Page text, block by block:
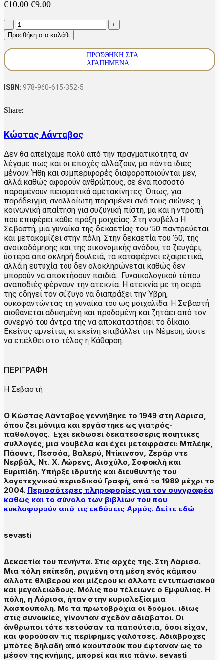
€10.00 Original
€10.00.
€9.00Η
είναι:
€9.00.
Η
Σεβαστή
ποσότητα
Προσθήκη στο καλάθι
ΠΡΟΣΘΉΚΗ ΣΤΑ
ΑΓΑΠΗΜΈΝΑ
ISBN: 978-960-615-352-5
Share:
Κώστας Λάνταβος
Δεν θα απείχαμε πολύ από την πραγματικότητα, αν
λέγαμε πως και οι εποχές αλλάζουν, μα πάντα ίδιες
μένουν. Ήθη και συμπεριφορές διαφοροποιούνται μεν,
αλλά καθώς αφορούν ανθρώπους, σε ένα ποσοστό
παραμένουν πεισματικά αμετακίνητες. Όπως, για
παράδειγμα, αναλλοίωτη παραμένει ανά τους αιώνες η
κοινωνική απαίτηση για συζυγική πίστη, μα και η ντροπή
που επιφέρει κάθε πράξη μοιχείας. Στη νουβέλα Η
Σεβαστή, μια γυναίκα της δεκαετίας του ’50 παντρεύεται
και μετακομίζει στην πόλη. Στην δεκαετία του ’60, της
ανοικοδόμησης και της οικονομικής ανόδου, το ζευγάρι,
ύστερα από σκληρή δουλειά, τα καταφέρνει εξαιρετικά,
αλλά η ευτυχία του δεν ολοκληρώνεται καθώς δεν
μπορούν να αποκτήσουν παιδιά. Γυναικολογικού τύπου
αναποδιές φέρνουν την ατεκνία. Η ατεκνία με τη σειρά
της οδηγεί τον σύζυγο να διαπράξει την Ύβρη,
συκοφαντώντας τη γυναίκα του ως μοιχαλίδα. Η Σεβαστή
αισθάνεται αδικημένη και προδομένη και ζητάει από τον
συνεργό του άντρα της να αποκαταστήσει το δίκαιο.
Εκείνος αρνείται, κι εκείνη επιβάλλει την Νέμεση, ώστε
να επέλθει στο τέλος η Κάθαρση.
ΠΕΡΙΓΡΑΦΗ
Η Σεβαστή
Ο Κώστας Λάνταβος γεννήθηκε το 1949 στη Λάρισα,
όπου ζει μόνιμα και εργάστηκε ως γιατρός-
παθολόγος. Έχει εκδώσει δεκατέσσερις ποιητικές
συλλογές, μια νουβέλα και έχει μεταφράσει: Μπλέηκ,
Πάουντ, Πεσσόα, Βαλερύ, Ντίκινσον, Ζεράρ ντε
Νερβάλ, Ντ. Χ. Λώρενς, Αισχύλο, Σοφοκλή και
Ευριπίδη. Υπήρξε ιδρυτής και διευθυντής του
λογοτεχνικού περιοδικού Γραφή, από το 1989 μέχρι το
2004. Περισσότερες πληροφορίες για τον συγγραφέα
καθώς και το σύνολο των βιβλίων του που
κυκλοφορούν από τις εκδόσεις Αρμός. Δείτε εδώ
sevasti
Δεκαετία του πενήντα. Στις αρχές της. Στη Λάρισα.
Μια πόλη επίπεδη, ριγμένη στη μέση ενός κάμπου
άλλοτε θλιβερού και μίζερου κι άλλοτε εντυπωσιακού
και μεγαλειώδους. Μόλις που τέλειωνε ο Εμφύλιος. Η
πόλη, η Λάρισα, ήταν στην κυριολεξία μια
λασπούπολη. Με τα πρωτοβρόχια οι δρόμοι, ιδίως
στις συνοικίες, γίνονταν σχεδόν αδιάβατοι. Οι
άνθρωποι τότε πετούσαν τα παπούτσια, όσοι είχαν,
και φορούσαν τις περίφημες γαλότσες. Αδιάβροχες
μπότες δηλαδή από καουτσούκ που έφταναν ως το
μέσον της κνήμης, μπορεί και πιο πάνω. sevasti